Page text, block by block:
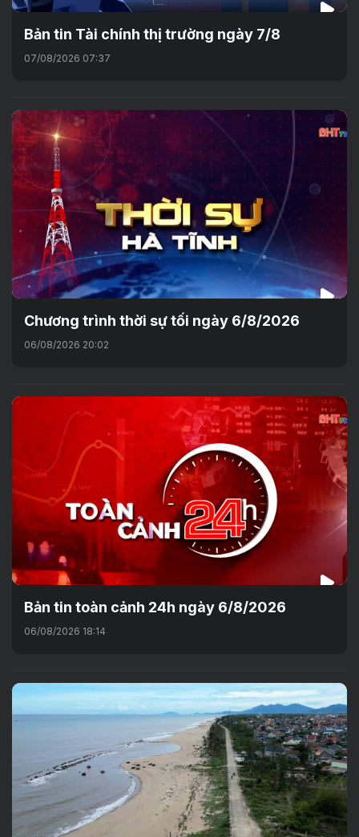
Bản tin Tài chính thị trường ngày 7/8
07/08/2026 07:37
Chương trình thời sự tối ngày 6/8/2026
06/08/2026 20:02
Bản tin toàn cảnh 24h ngày 6/8/2026
06/08/2026 18:14